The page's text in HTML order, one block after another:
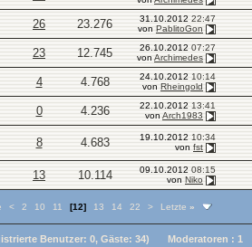
26 23.276 31.10.2012 22:47
von PablitoGon
23 12.745 26.10.2012 07:27
von Archimedes
4 4.768 24.10.2012 10:14
von Rheingold
0 4.236 22.10.2012 13:41
von Arch1983
8 4.683 19.10.2012 10:34
von fst
13 10.114 09.10.2012 08:15
von Niko
< 2 10 11 [12] 13 14 22 > Letzte »
Benutzer: 0, Gäste: 34) Moderatoren : 1